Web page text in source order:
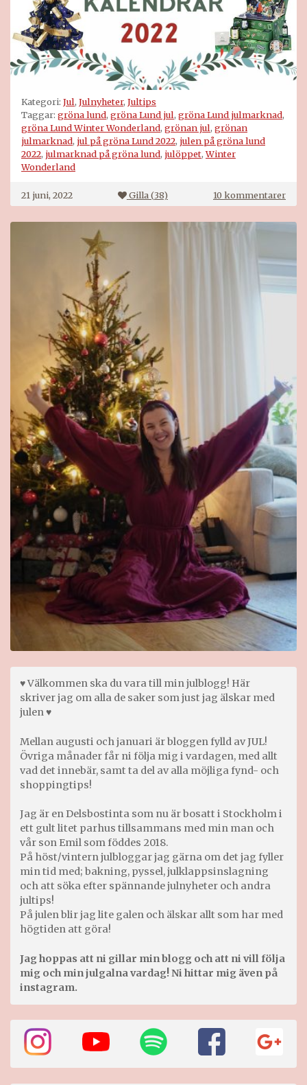
Kategori: Jul, Julnyheter, Jultips
Taggar: gröna lund, gröna Lund jul, gröna Lund julmarknad,
gröna Lund Winter Wonderland, grönan jul, grönan
julmarknad, jul på gröna Lund 2022, julen på gröna lund
2022, julmarknad på gröna lund, julöppet,Winter
Wonderland
21 juni, 2022 Gilla (38) 10 kommentarertill
Jul
på
2022
♥ Välkommen ska du vara till min julblogg! Här
skriver jag om alla de saker som just jag älskar med
julen ♥
Mellan augusti och januari är bloggen fylld av JUL!
Övriga månader får ni följa mig i vardagen, med allt
vad det innebär, samt ta del av alla möjliga fynd- och
shoppingtips!
Jag är en Delsbostinta som nu är bosatt i Stockholm i
ett gult litet parhus tillsammans med min man och
vår son Emil som föddes 2018.
På höst/vintern julbloggar jag gärna om det jag fyller
min tid med; bakning, pyssel, julklappsinslagning
och att söka efter spännande julnyheter och andra
jultips!
På julen blir jag lite galen och älskar allt som har med
högtiden att göra!
Jag hoppas att ni gillar min blogg och att ni vill följa
mig och min julgalna vardag! Ni hittar mig även på
instagram.